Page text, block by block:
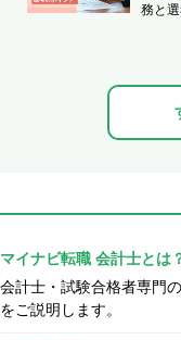
務と
マイナビ転職 会計士とは
会計士・試験合格者専門
をご説明します。